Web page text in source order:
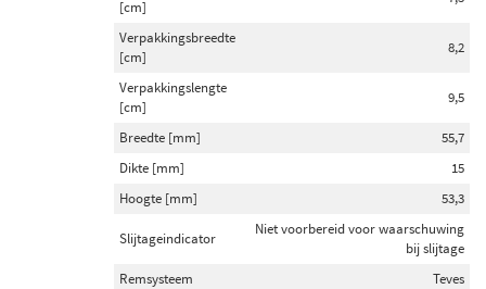
[cm]
Verpakkingsbreedte
[cm]
8,2
Verpakkingslengte
[cm]
9,5
Breedte [mm]
55,7
Dikte [mm]
15
Hoogte [mm]
53,3
Slijtageindicator
Niet voorbereid voor waarschuwing
bij slijtage
Remsysteem
Teves